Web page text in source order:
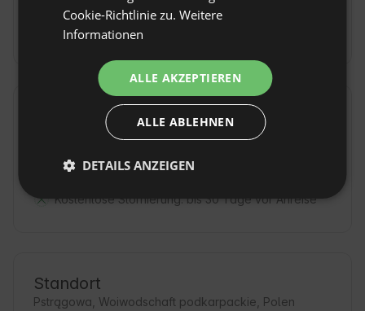
WEITERE INFORMATIONEN ZU MAHLZEITEN
Hausregeln
Check-in: Ab 16:00
Check-out: Bis 11:00
Kostenlose Stornierung: bis 30 Tage vor Anreise
Standort
Pstrągowa, Woiwodschaft podkarpackie, Polen
Cookie-Richtlinie zu. Weitere
Informationen
ALLE AKZEPTIEREN
ALLE ABLEHNEN
DETAILS ANZEIGEN